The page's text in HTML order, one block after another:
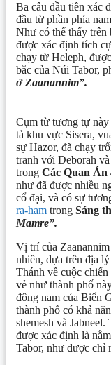
Ba câu đầu tiên xác
đầu từ phần phía
Như có thể thấy trên
được xác định tích
chạy từ Heleph,
bắc của Núi Tabor,
ở Zaanannim”.
Cụm từ tương tự
tả khu vực Sisera,
sự Hazor, đã chạy
tranh với Deborah
trong Các Quan Án
như đã được nhiều
cổ đại, và có sự
ra-ham trong Sáng
Mamre”.
Vị trí của
nhiên, dựa trên địa
Thánh về cuộc
vẻ như thành phố
đông nam của Biển
thành phố có khả
shemesh và
được xác định là
Tabor, như được chỉ